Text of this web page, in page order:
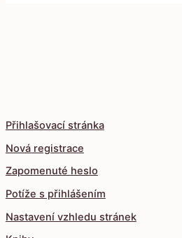
Přihlašovací stránka
Nová registrace
Zapomenuté heslo
Potíže s přihlášením
Nastavení vzhledu stránek